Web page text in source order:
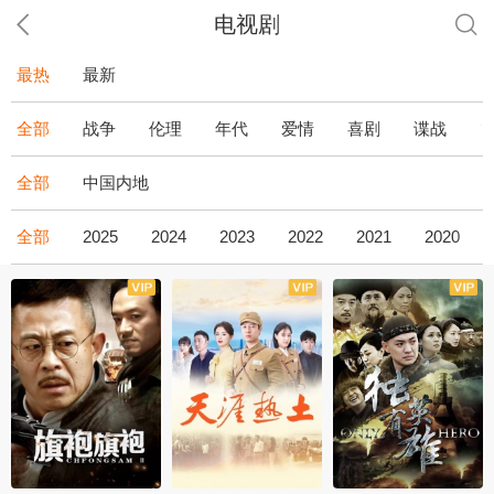
电视剧
最热 最新
全部 战争 伦理 年代 爱情 喜剧 谍战
全部 中国内地
全部 2025 2024 2023 2022 2021 2020
全43集 全36集 全34集